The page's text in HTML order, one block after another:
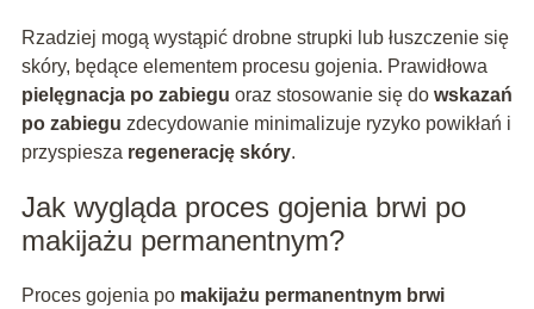
Rzadziej mogą wystąpić drobne strupki lub łuszczenie się
skóry, będące elementem procesu gojenia. Prawidłowa
pielęgnacja po zabiegu oraz stosowanie się do wskazań
po zabiegu zdecydowanie minimalizuje ryzyko powikłań i
przyspiesza regenerację skóry.
Jak wygląda proces gojenia brwi po
makijażu permanentnym?
Proces gojenia po makijażu permanentnym brwi